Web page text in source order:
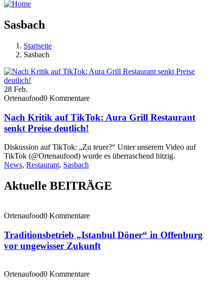
Sasbach
Startseite
Sasbach
28 Feb.
Ortenaufood0 Kommentare
Nach Kritik auf TikTok: Aura Grill Restaurant
senkt Preise deutlich!
Diskussion auf TikTok: „Zu teuer?“ Unter unserem Video auf
TikTok (@Ortenaufood) wurde es überraschend hitzig.
News, Restaurant, Sasbach
Aktuelle BEITRÄGE
Ortenaufood0 Kommentare
Traditionsbetrieb „Istanbul Döner“ in Offenburg
vor ungewisser Zukunft
Ortenaufood0 Kommentare